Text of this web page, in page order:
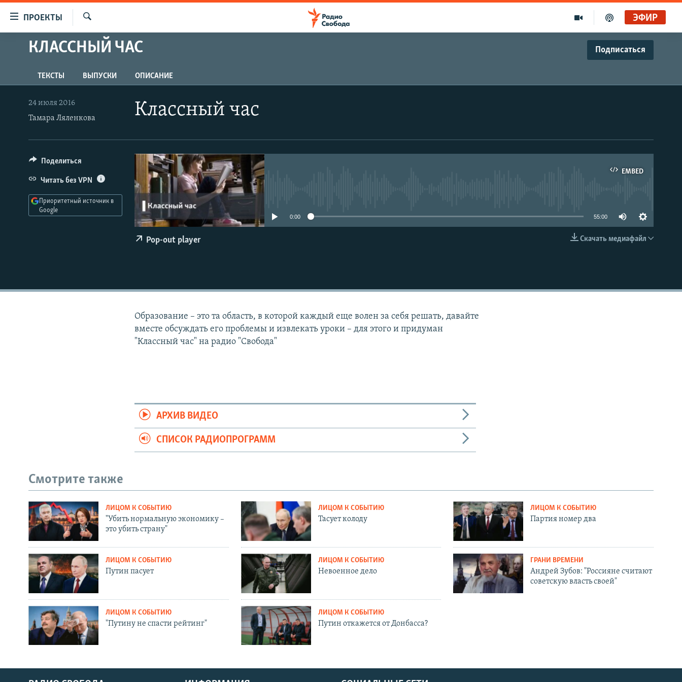
упрощенного
Вернуться
к
основному
содержанию
навигации
Вернутся
ПРОЕКТЫ
ПРОГРАММЫ
АВТОРСКИЕ ПРОЕКТЫ
ЦИТАТЫ СВОБОДЫ
МНЕНИЯ
КУЛЬТУРА
IDEL.РЕАЛИИ
КАВКАЗ.РЕАЛИИ
СЕВЕР.РЕАЛИИ
СИБИРЬ.РЕАЛИИ
ЭФИР
КЛАССНЫЙ ЧАС Подписаться
ТЕКСТЫ ВЫПУСКИ ОПИСАНИЕ
Классный час
24 июля 2016
Тамара Ляленкова
EMBED
EMBED
0:00 55:00
Скачать медиафайл
Pop-out player
Поделиться
Читать без VPN
Приоритетный источник в
Google
Образование – это та область, в которой каждый еще волен за себя решать, давайте
вместе обсуждать его проблемы и извлекать уроки – для этого и придуман
"Классный час" на радио "Свобода"
АРХИВ ВИДЕО
СПИСОК РАДИОПРОГРАММ
Смотрите также
ЛИЦОМ К СОБЫТИЮ
"Убить нормальную экономику –
это убить страну"
ЛИЦОМ К СОБЫТИЮ
Тасует колоду
ЛИЦОМ К СОБЫТИЮ
Партия номер два
ЛИЦОМ К СОБЫТИЮ
Путин пасует
ЛИЦОМ К СОБЫТИЮ
Невоенное дело
ГРАНИ ВРЕМЕНИ
Андрей Зубов: "Россияне считают
советскую власть своей"
ЛИЦОМ К СОБЫТИЮ
"Путину не спасти рейтинг"
ЛИЦОМ К СОБЫТИЮ
Путин откажется от Донбасса?